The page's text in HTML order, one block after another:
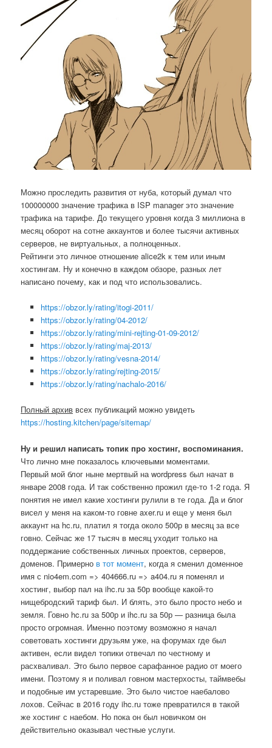
Можно проследить развития от нуба, который думал что
100000000 значение трафика в ISP manager это значение
трафика на тарифе. До текущего уровня когда 3 миллиона в
месяц оборот на сотне аккаунтов и более тысячи активных
серверов, не виртуальных, а полноценных.
Рейтинги это личное отношение alice2k к тем или иным
хостингам. Ну и конечно в каждом обзоре, разных лет
написано почему, как и под что использовались.
https://obzor.ly/rating/itogi-2011/
https://obzor.ly/rating/04-2012/
https://obzor.ly/rating/mini-rejting-01-09-2012/
https://obzor.ly/rating/maj-2013/
https://obzor.ly/rating/vesna-2014/
https://obzor.ly/rating/rejting-2015/
https://obzor.ly/rating/nachalo-2016/
Полный архив всех публикаций можно увидеть
https://hosting.kitchen/page/sitemap/
Ну и решил написать топик про хостинг, воспоминания.
Что лично мне показалось ключевыми моментами.
Первый мой блог ныне мертвый на wordpress был начат в
январе 2008 года. И так собственно прожил где-то 1-2 года. Я
понятия не имел какие хостинги рулили в те года. Да и блог
висел у меня на каком-то говне axer.ru и еще у меня был
аккаунт на hc.ru, платил я тогда около 500р в месяц за все
говно. Сейчас же 17 тысяч в месяц уходит только на
поддержание собственных личных проектов, серверов,
доменов. Примерно в тот момент, когда я сменил доменное
имя с nio4em.com => 404666.ru => a404.ru я поменял и
хостинг, выбор пал на ihc.ru за 50р вообще какой-то
нищебродский тариф был. И блять, это было просто небо и
земля. Говно hc.ru за 500р и ihc.ru за 50р — разница была
просто огромная. Именно поэтому возможно я начал
советовать хостинги друзьям уже, на форумах где был
активен, если видел топики отвечал по честному и
расхваливал. Это было первое сарафанное радио от моего
имени. Поэтому я и поливал говном мастерхосты, таймвебы
и подобные им устаревшие. Это было чистое наебалово
лохов. Сейчас в 2016 году ihc.ru тоже превратился в такой
же хостинг с наебом. Но пока он был новичком он
действительно оказывал честные услуги.